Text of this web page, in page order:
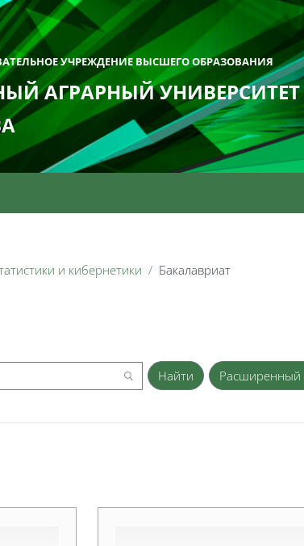
УЧРЕЖДЕНИЕ ВЫСШЕГО ОБРАЗОВАНИЯ
АГРАРНЫЙ УНИВЕРСИТЕТ
и кибернетики Бакалавриат
Расширенный